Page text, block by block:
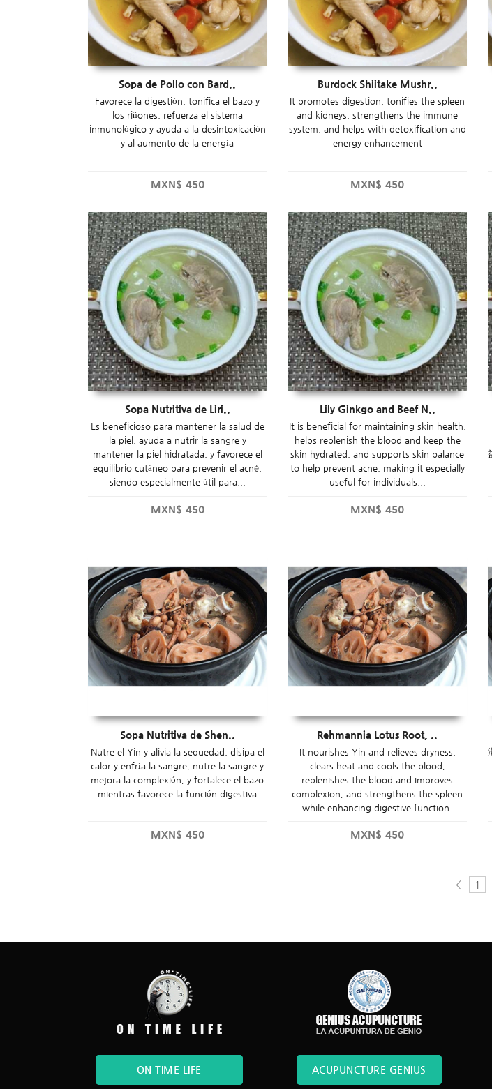
Sopa de Pollo con Bard..
Favorece la digestión, tonifica el bazo y
los riñones, refuerza el sistema
inmunológico y ayuda a la desintoxicación
y al aumento de la energía
MXN$ 450
Burdock Shiitake Mushr..
It promotes digestion, tonifies the spleen
and kidneys, strengthens the immune
system, and helps with detoxification and
energy enhancement
MXN$ 450
Sopa Nutritiva de Liri..
Es beneficioso para mantener la salud de
la piel, ayuda a nutrir la sangre y
mantener la piel hidratada, y favorece el
equilibrio cutáneo para prevenir el acné,
siendo especialmente útil para...
MXN$ 450
Lily Ginkgo and Beef N..
It is beneficial for maintaining skin health,
helps replenish the blood and keep the
skin hydrated, and supports skin balance
to help prevent acne, making it especially
useful for individuals...
MXN$ 450
Sopa Nutritiva de Shen..
Nutre el Yin y alivia la sequedad, disipa el
calor y enfría la sangre, nutre la sangre y
mejora la complexión, y fortalece el bazo
mientras favorece la función digestiva
MXN$ 450
Rehmannia Lotus Root, ..
It nourishes Yin and relieves dryness,
clears heat and cools the blood,
replenishes the blood and improves
complexion, and strengthens the spleen
while enhancing digestive function.
MXN$ 450
< 1
ON TIME LIFE ACUPUNCTURE GENIUS